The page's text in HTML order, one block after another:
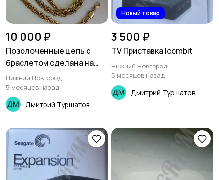
10 000 ₽
Позолоченные цепь с
браслетом сделана на
заказ
Нижний Новгород
5 месяцев назад
Дмитрий Туршатов
Новый товар
3 500 ₽
TV Приставка Icombit
Нижний Новгород
5 месяцев назад
Дмитрий Туршатов